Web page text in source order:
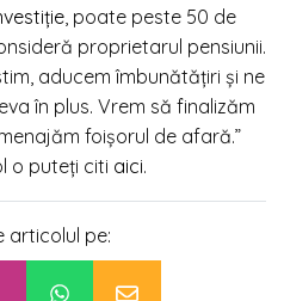
, poate peste 50 de
proprietarul pensiunii.
aducem îmbunătățiri și ne
în plus. Vrem să finalizăm
foișorul de afară.”
o puteți citi aici.
articolul pe: